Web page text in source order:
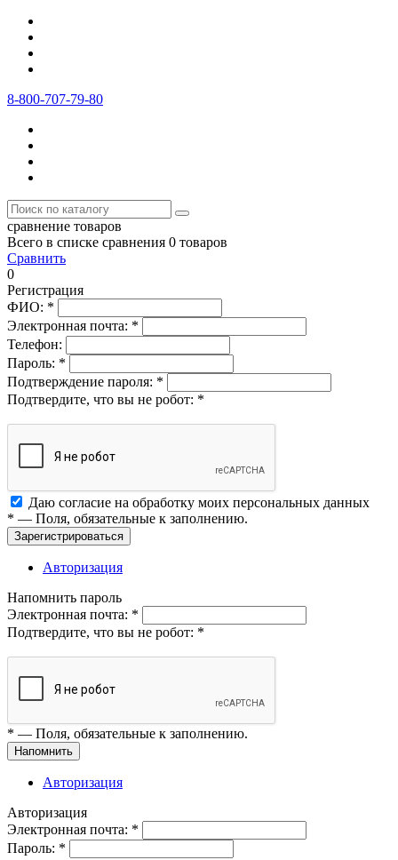
8-800-707-79-80
сравнение товаров
Всего в списке сравнения 0 товаров
Сравнить
0
Регистрация
ФИО: *
Электронная почта: *
Телефон:
Пароль: *
Подтверждение пароля: *
Подтвердите, что вы не робот: *
Даю согласие на обработку моих персональных данных
* — Поля, обязательные к заполнению.
Зарегистрироваться
Авторизация
Напомнить пароль
Электронная почта: *
Подтвердите, что вы не робот: *
* — Поля, обязательные к заполнению.
Напомнить
Авторизация
Авторизация
Электронная почта: *
Пароль: *